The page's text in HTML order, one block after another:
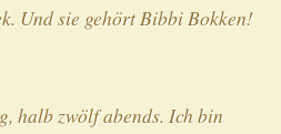
Und sie gehört Bibbi Bokken!
halb zwölf abends. Ich bin